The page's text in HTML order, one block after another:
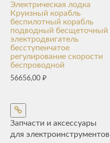
Электрическая лодка
Круизный корабль
беспилотный корабль
подводный бесщеточный
электродвигатель
бесступенчатое
регулирование скорости
беспроводной
56656,00 ₽
Запчасти и аксессуары
для электроинструментов